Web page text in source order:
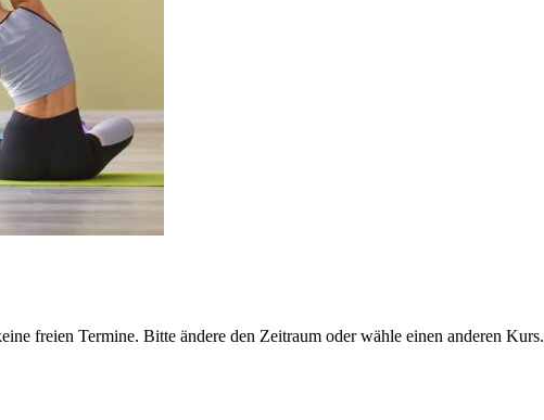
freien Termine. Bitte ändere den Zeitraum oder wähle einen anderen Kurs.